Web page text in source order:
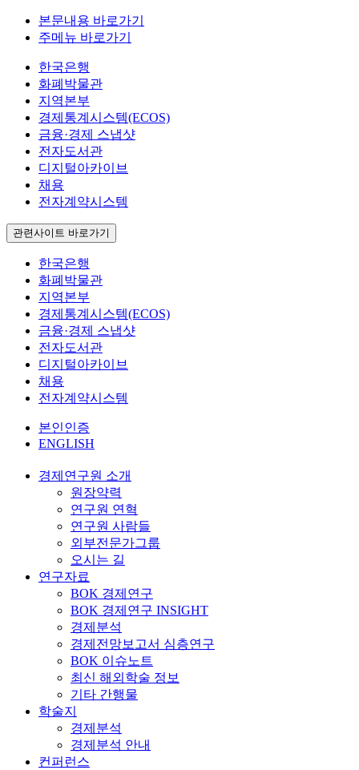
본문내용 바로가기
주메뉴 바로가기
한국은행
화폐박물관
지역본부
경제통계시스템(ECOS)
금융·경제 스냅샷
전자도서관
디지털아카이브
채용
전자계약시스템
관련사이트 바로가기
한국은행
화폐박물관
지역본부
경제통계시스템(ECOS)
금융·경제 스냅샷
전자도서관
디지털아카이브
채용
전자계약시스템
본인인증
ENGLISH
경제연구원 소개
원장약력
연구원 연혁
연구원 사람들
외부전문가그룹
오시는 길
연구자료
BOK 경제연구
BOK 경제연구 INSIGHT
경제분석
경제전망보고서 심층연구
BOK 이슈노트
최신 해외학술 정보
기타 간행물
학술지
경제분석
경제분석 안내
컨퍼런스